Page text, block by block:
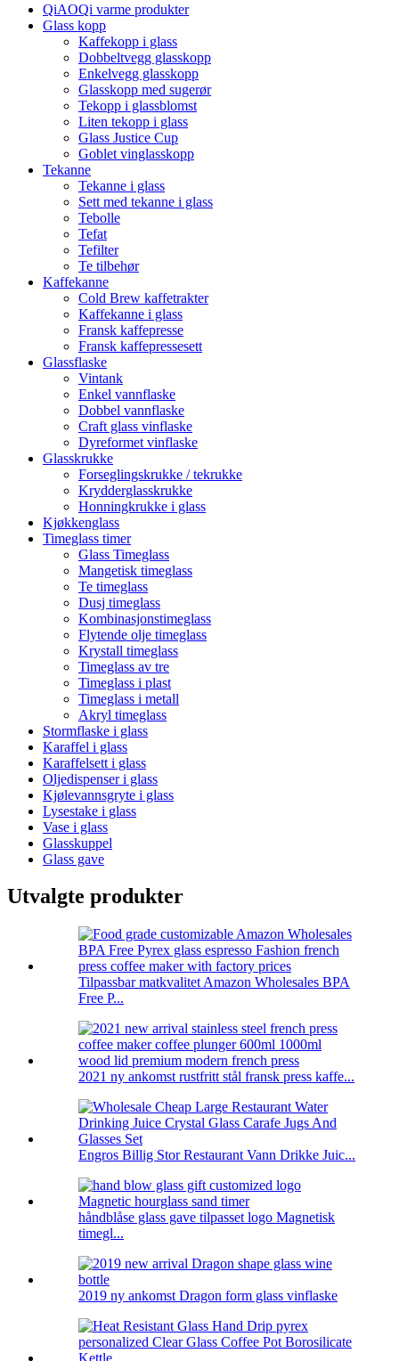
QiAOQi varme produkter
Glass kopp
Kaffekopp i glass
Dobbeltvegg glasskopp
Enkelvegg glasskopp
Glasskopp med sugerør
Tekopp i glassblomst
Liten tekopp i glass
Glass Justice Cup
Goblet vinglasskopp
Tekanne
Tekanne i glass
Sett med tekanne i glass
Tebolle
Tefat
Tefilter
Te tilbehør
Kaffekanne
Cold Brew kaffetrakter
Kaffekanne i glass
Fransk kaffepresse
Fransk kaffepressesett
Glassflaske
Vintank
Enkel vannflaske
Dobbel vannflaske
Craft glass vinflaske
Dyreformet vinflaske
Glasskrukke
Forseglingskrukke / tekrukke
Krydderglasskrukke
Honningkrukke i glass
Kjøkkenglass
Timeglass timer
Glass Timeglass
Mangetisk timeglass
Te timeglass
Dusj timeglass
Kombinasjonstimeglass
Flytende olje timeglass
Krystall timeglass
Timeglass av tre
Timeglass i plast
Timeglass i metall
Akryl timeglass
Stormflaske i glass
Karaffel i glass
Karaffelsett i glass
Oljedispenser i glass
Kjølevannsgryte i glass
Lysestake i glass
Vase i glass
Glasskuppel
Glass gave
Utvalgte produkter
Tilpassbar matkvalitet Amazon Wholesales BPA
Free P...
2021 ny ankomst rustfritt stål fransk press kaffe...
Engros Billig Stor Restaurant Vann Drikke Juic...
håndblåse glass gave tilpasset logo Magnetisk
timegl...
2019 ny ankomst Dragon form glass vinflaske